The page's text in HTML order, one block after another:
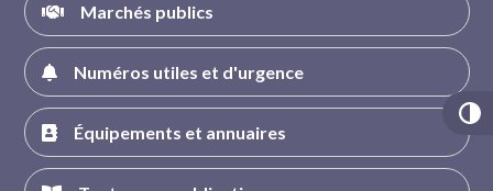
Marchés publics
Numéros utiles et d'urgence
Équipements et annuaires